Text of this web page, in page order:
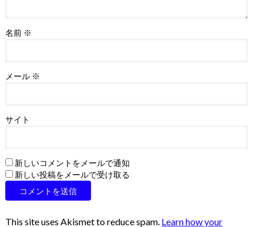
名前 ※
メール ※
サイト
新しいコメントをメールで通知
新しい投稿をメールで受け取る
This site uses Akismet to reduce spam. Learn how your